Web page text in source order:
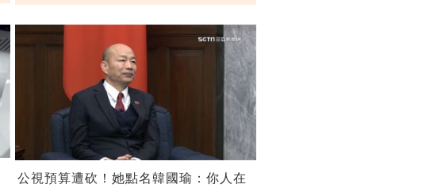
公視預算遭砍！她點名韓國瑜：你人在